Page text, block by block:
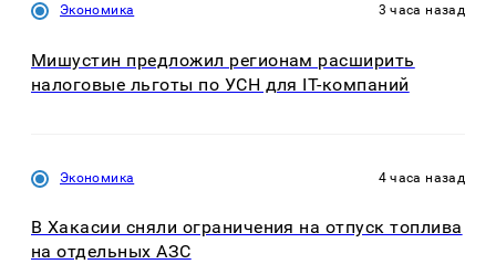
Экономика 3 часа назад
Мишустин предложил регионам расширить
налоговые льготы по УСН для IT-компаний
Экономика 4 часа назад
В Хакасии сняли ограничения на отпуск топлива
на отдельных АЗС